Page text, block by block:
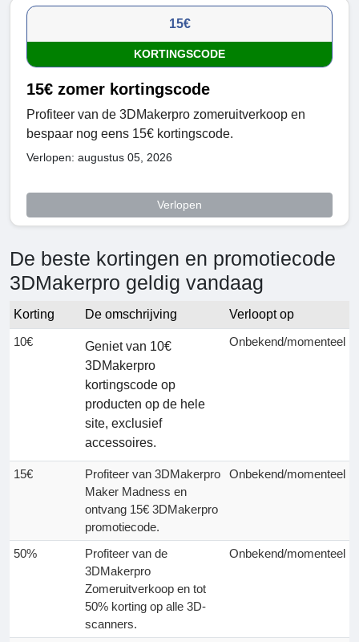
15€
KORTINGSCODE
15€ zomer kortingscode
Profiteer van de 3DMakerpro zomeruitverkoop en
bespaar nog eens 15€ kortingscode.
Verlopen: augustus 05, 2026
Verlopen
De beste kortingen en promotiecode
3DMakerpro geldig vandaag
Korting De omschrijving
Verloopt op
10€
Geniet van 10€
3DMakerpro
kortingscode op
producten op de hele
site, exclusief
accessoires.
Onbekend/momenteel
15€
Profiteer van 3DMakerpro
Maker Madness en
ontvang 15€ 3DMakerpro
promotiecode.
Onbekend/momenteel
50%
Profiteer van de
3DMakerpro
Zomeruitverkoop en tot
50% korting op alle 3D-
scanners.
Onbekend/momenteel